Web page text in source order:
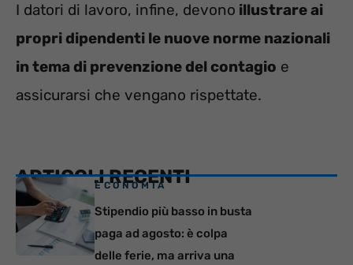
I datori di lavoro, infine, devono illustrare ai
propri dipendenti le nuove norme nazionali
in tema di prevenzione del contagio e
assicurarsi che vengano rispettate.
ARTICOLI RECENTI
ECONOMIA
Stipendio più basso in busta
paga ad agosto: è colpa
delle ferie, ma arriva una